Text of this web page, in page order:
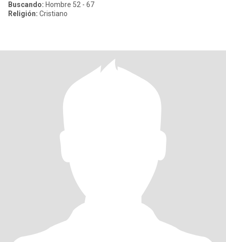
Buscando: Hombre 52 - 67
Religión: Cristiano